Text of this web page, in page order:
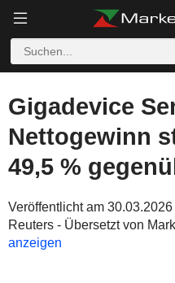
Gigadevice
Nettogewinn
49,5 %
Veröffentlicht am
Reuters - Übersetzt von
anzeigen